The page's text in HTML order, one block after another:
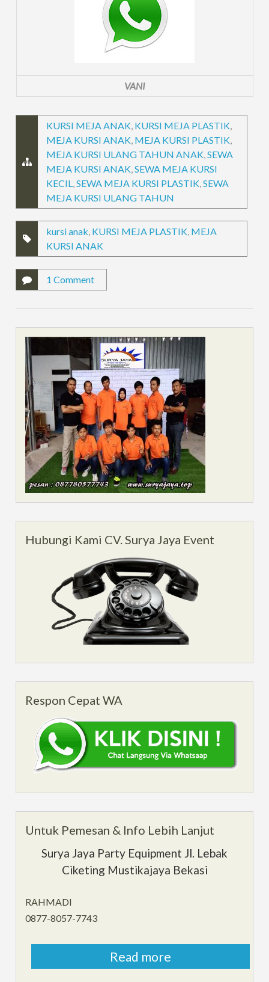
VANI
KURSI MEJA ANAK KURSI MEJA PLASTIK
MEJA KURSI ANAK MEJA KURSI PLASTIK
MEJA KURSI ULANG TAHUN ANAK ,SEWA
MEJA KURSI ANAK ,SEWA MEJA KURSI
KECIL ,SEWA MEJA KURSI PLASTIK ,SEWA
MEJA KURSI ULANG TAHUN
kursi anak KURSI MEJA PLASTIK MEJA
KURSI ANAK
1 Comment
Hubungi Kami CV. Surya Jaya Event
Respon Cepat WA
Untuk Pemesan & Info Lebih Lanjut
Surya Jaya Party Equipment Jl. Lebak
Ciketing Mustikajaya Bekasi
RAHMADI
0877-8057-7743
Read more